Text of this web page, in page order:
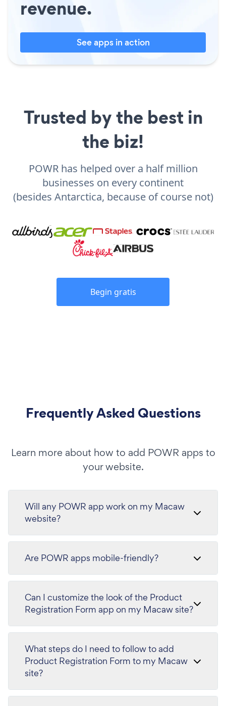
revenue.
See apps in action
Trusted by the best in
the biz!
POWR has helped over a half million
businesses on every continent
(besides Antarctica, because of course not)
Begin gratis
Frequently Asked Questions
Learn more about how to add POWR apps to
your website.
Will any POWR app work on my Macaw
website?
Are POWR apps mobile-friendly?
Can I customize the look of the Product
Registration Form app on my Macaw site?
What steps do I need to follow to add
Product Registration Form to my Macaw
site?